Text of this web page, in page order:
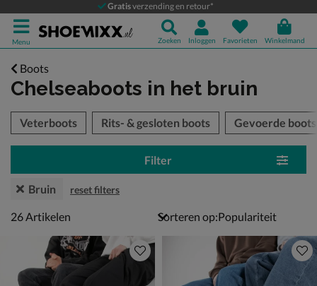
Gratisverzending en retour*
Menu Zoeken Inloggen Favorieten Winkelmand
Boots
Chelseaboots in het bruin
over
Veterboots Rits- & gesloten boots Gevoerde boots
Filter
Bruin reset filters
26 artikelen
26Artikelen Sorteren op: